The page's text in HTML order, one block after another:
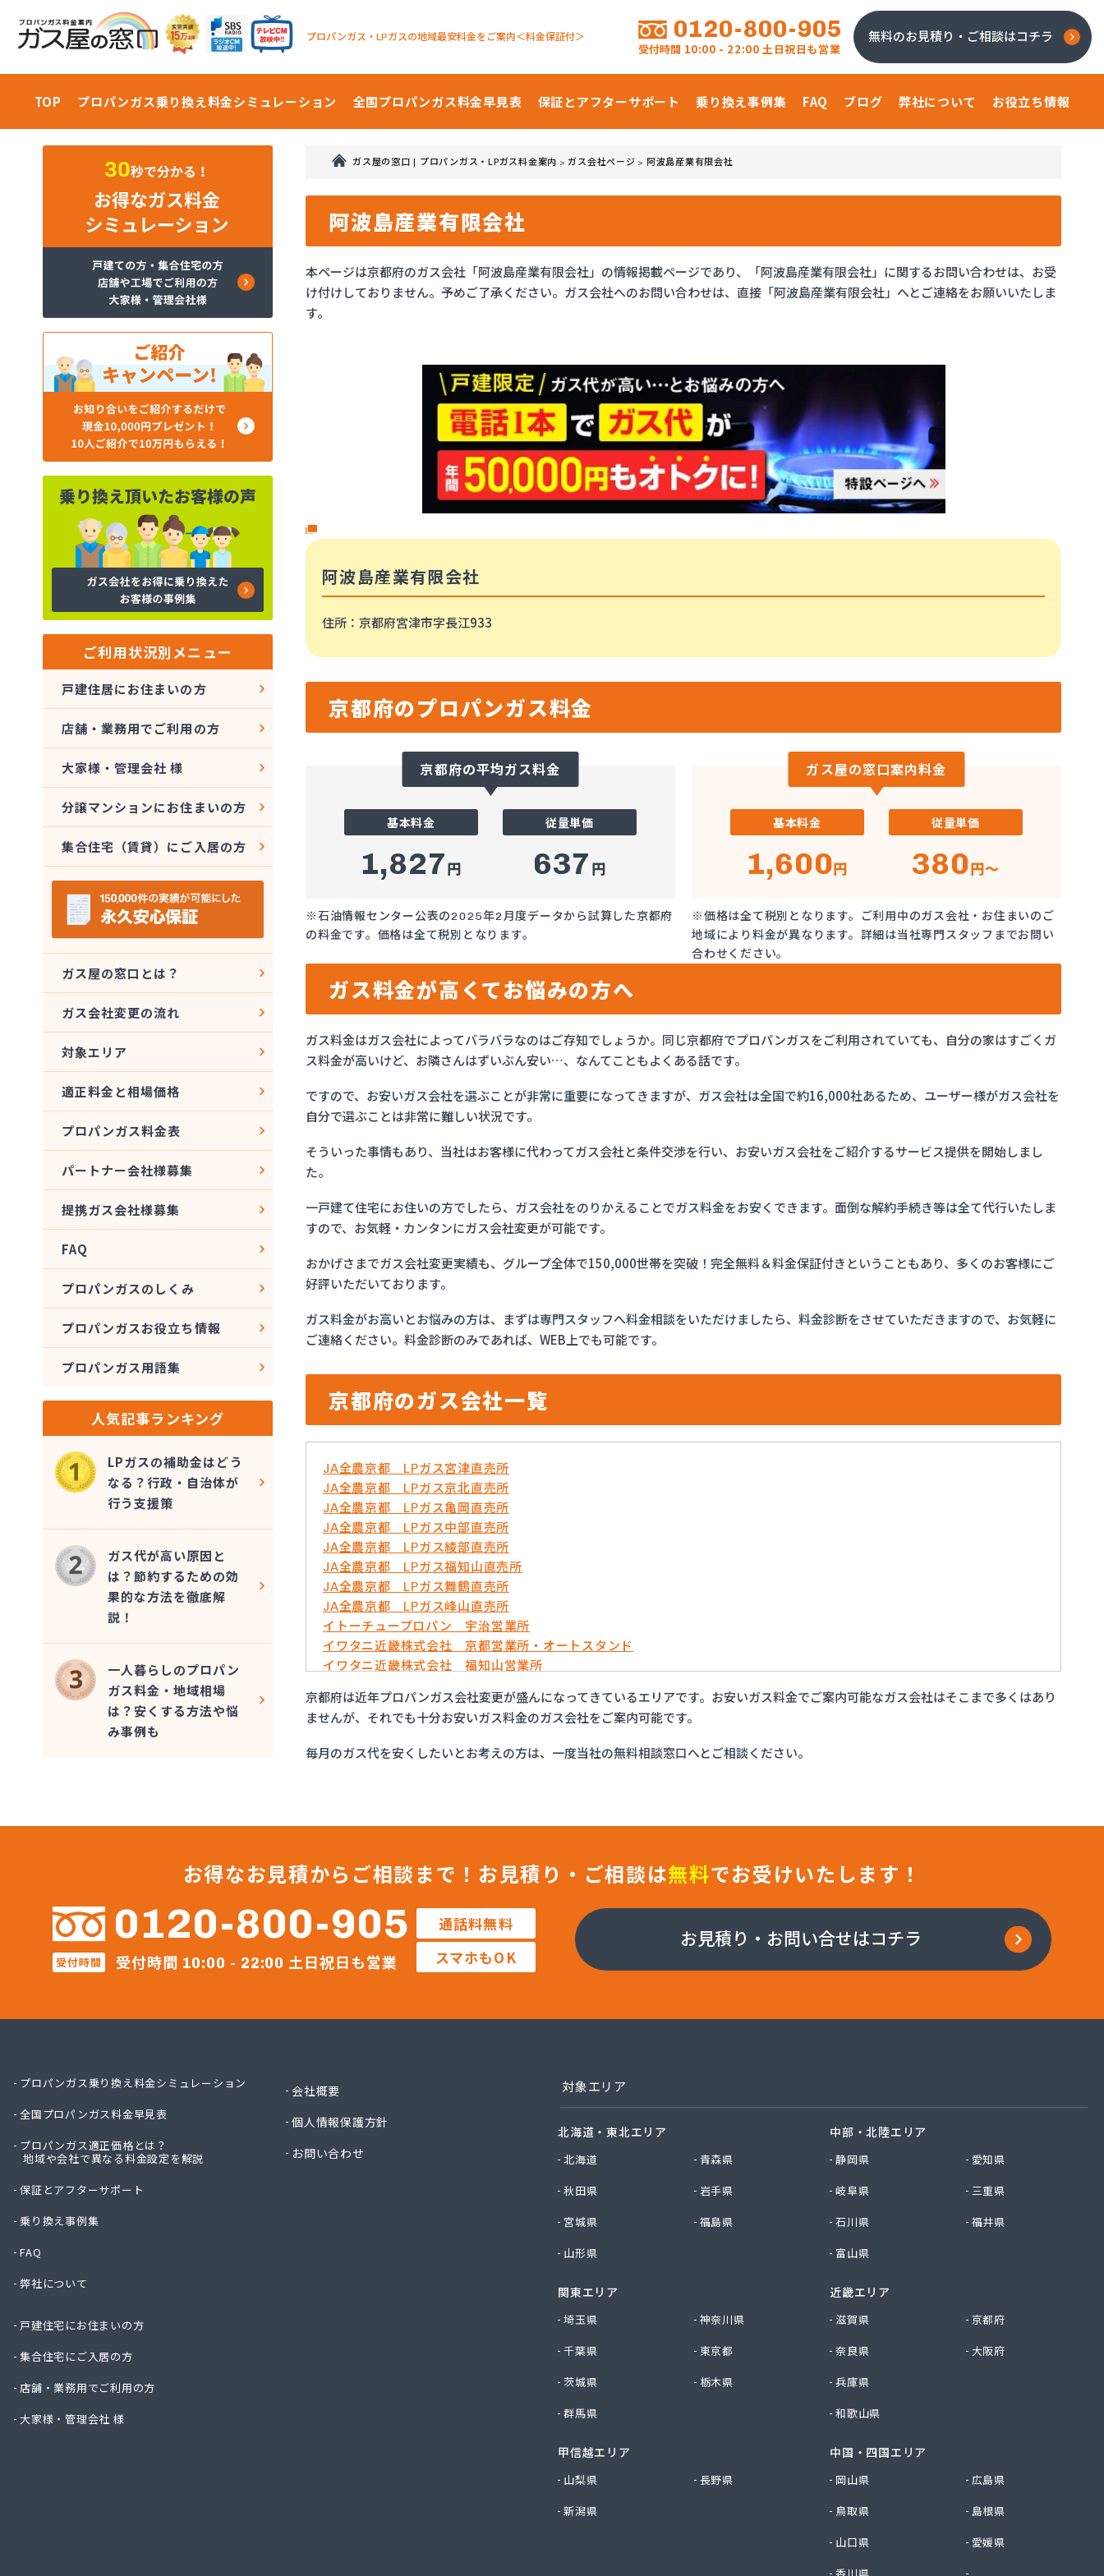
プロパンガス・LPガスの地域最安料金をご案内＜料金保証付＞ 0120-800-905
受付時間 10:00 - 22:00 土日祝日も営業
無料のお見積り・ご相談はコチラ
TOP プロパンガス乗り換え料金シミュレーション 全国プロパンガス料金早見表 保証とアフターサポート 乗り換え事例集 FAQ ブログ 弊社について お役立ち情報
ガス屋の窓口 | プロパンガス・LPガス料金案内 >ガス会社ページ > 阿波島産業有限会社
阿波島産業有限会社
本ページは京都府のガス会社「阿波島産業有限会社」の情報掲載ページであり、「阿波島産業有限会社」に関するお問い合わせは、お受
け付けしておりません。予めご了承ください。ガス会社へのお問い合わせは、直接「阿波島産業有限会社」へとご連絡をお願いいたしま
す。
阿波島産業有限会社
住所 ：京都府宮津市字長江933
京都府のプロパンガス料金
京都府の平均ガス料金
基本料金
1,827円
従量単価
637 円
※石油情報センター公表の2025年2月度データから試算した京都府
の料金です。価格は全て税別となります。
ガス屋の窓口案内料金
基本料金
1,600円
従量単価
380円～
※価格は全て税別となります。ご利用中のガス会社・お住まいのご
地域により料金が異なります。詳細は当社専門スタッフまでお問い
合わせください。
ガス料金が高くてお悩みの方へ
ガス料金はガス会社によってバラバラなのはご存知でしょうか。同じ京都府でプロパンガスをご利用されていても、自分の家はすごくガ
ス料金が高いけど、お隣さんはずいぶん安い…、なんてこともよくある話です。
ですので、お安いガス会社を選ぶことが非常に重要になってきますが、ガス会社は全国で約16,000社あるため、ユーザー様がガス会社を
自分で選ぶことは非常に難しい状況です。
そういった事情もあり、当社はお客様に代わってガス会社と条件交渉を行い、お安いガス会社をご紹介するサービス提供を開始しまし
た。
一戸建て住宅にお住いの方でしたら、ガス会社をのりかえることでガス料金をお安くできます。面倒な解約手続き等は全て代行いたしま
すので、お気軽・カンタンにガス会社変更が可能です。
おかげさまでガス会社変更実績も、グループ全体で150,000世帯を突破！完全無料＆料金保証付きということもあり、多くのお客様にご
好評いただいております。
ガス料金がお高いとお悩みの方は、まずは専門スタッフへ料金相談をいただけましたら、料金診断をさせていただきますので、お気軽に
ご連絡ください。料金診断のみであれば、WEB上でも可能です。
京都府のガス会社一覧
JA全農京都 LPガス宮津直売所
JA全農京都 LPガス京北直売所
JA全農京都 LPガス亀岡直売所
JA全農京都 LPガス中部直売所
JA全農京都 LPガス綾部直売所
JA全農京都 LPガス福知山直売所
JA全農京都 LPガス舞鶴直売所
JA全農京都 LPガス峰山直売所
イトーチュープロパン 宇治営業所
イワタニ近畿株式会社 京都営業所・オートスタンド
イワタニ近畿株式会社 福知山営業所
ミライフ西日本株式会社 京滋支店 上鳥羽オートガススタンド
ヤサカ商事株式会社
ヤサカ商事株式会社 久世営業所
ヤサカ商事株式会社 山科営業所
伊丹産業株式会社 セルフ京都南エコステーション
株式会社ガストピア
株式会社ガストピア
株式会社キョウプロ
株式会社キョウプロ 京都支店
株式会社キョウプロ 城陽支店
株式会社サンワガス工業
株式会社宮野商事
株式会社宮野商事
株式会社宮野商事 大原配送センター
京都府LPガス協会（一般社団法人） 保安センター北部支所
京都府は近年プロパンガス会社変更が盛んになってきているエリアです。お安いガス料金でご案内可能なガス会社はそこまで多くはあり
ませんが、それでも十分お安いガス料金のガス会社をご案内可能です。
毎月のガス代を安くしたいとお考えの方は、一度当社の無料相談窓口へとご相談ください。
ご利用状況別メニュー
戸建住居にお住まいの方
店舗・業務用でご利用の方
大家様・管理会社 様
分譲マンションにお住まいの方
集合住宅（賃貸）にご入居の方
ガス屋の窓口とは？
ガス会社変更の流れ
対象エリア
適正料金と相場価格
プロパンガス料金表
パートナー会社様募集
提携ガス会社様募集
FAQ
プロパンガスのしくみ
プロパンガスお役立ち情報
プロパンガス用語集
人気記事ランキング
LPガスの補助金はどう
なる？行政・自治体が
行う支援策
ガス代が高い原因と
は？節約するための効
果的な方法を徹底解
説！
一人暮らしのプロパン
ガス料金・地域相場
は？安くする方法や悩
み事例も
お得なお見積からご相談まで！ お見積り・ご相談は無料でお受けいたします！
0120-800-905
受付時間 受付時間 10:00 - 22:00 土日祝日も営業
通話料無料
スマホもOK
お見積り・お問い合せはコチラ
プロパンガス乗り換え料金シミュレーション
全国プロパンガス料金早見表
プロパンガス適正価格とは？
地域や会社で異なる料金設定を解説
保証とアフターサポート
乗り換え事例集
FAQ
弊社について
戸建住宅にお住まいの方
集合住宅にご入居の方
店舗・業務用でご利用の方
大家様・管理会社 様
会社概要
個人情報保護方針
お問い合わせ
対象エリア
北海道・東北エリア
北海道
青森県
秋田県
岩手県
宮城県
福島県
山形県
関東エリア
埼玉県
神奈川県
千葉県
東京都
茨城県
栃木県
群馬県
甲信越エリア
山梨県
長野県
新潟県
中部・北陸エリア
静岡県
愛知県
岐阜県
三重県
石川県
福井県
富山県
近畿エリア
滋賀県
京都府
奈良県
大阪府
兵庫県
和歌山県
中国・四国エリア
岡山県
広島県
鳥取県
島根県
山口県
愛媛県